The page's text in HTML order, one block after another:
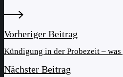
Vorheriger Beitrag
Kündigung in der Probezeit –
Nächster Beitrag